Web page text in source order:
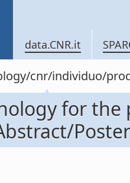
data.CNR.it
cnr/individuo/
for